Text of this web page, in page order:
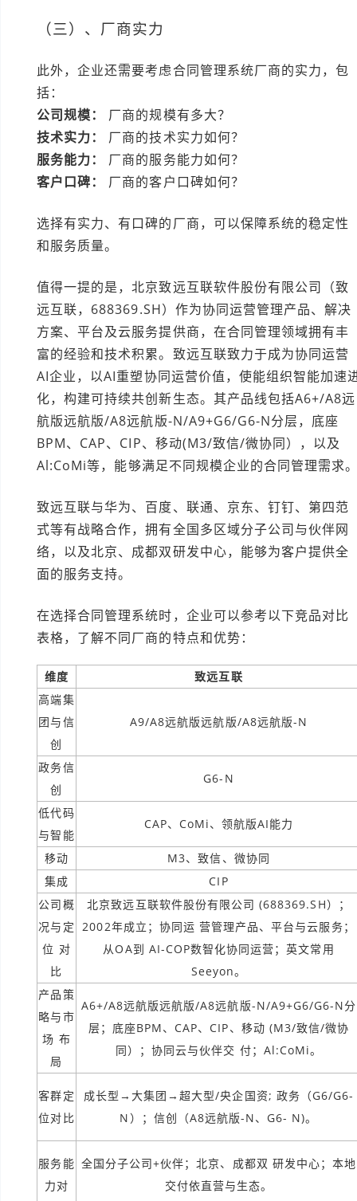
（三）、厂商实力
此外，企业还需要考虑合同管理系统厂商的实力，包
括：
公司规模：
厂商的规模有多大？
技术实力：
厂商的技术实力如何？
服务能力：
厂商的服务能力如何？
客户口碑：
厂商的客户口碑如何？
选择有实力、有口碑的厂商，可以保障系统的稳定性
和服务质量。
值得一提的是，北京致远互联软件股份有限公司（致
远互联，688369.SH）作为协同运营管理产品、解决
方案、平台及云服务提供商，在合同管理领域拥有丰
富的经验和技术积累。致远互联致力于成为协同运营
AI企业，以AI重塑协同运营价值，使能组织智能加速
化，构建可持续共创新生态。其产品线包括A6+/A8远
航版远航版/A8远航版-N/A9+G6/G6-N分层，底座
BPM、CAP、CIP、移动(M3/致信/微协同），以及
Al:CoMi等，能够满足不同规模企业的合同管理需求
致远互联与华为、百度、联通、京东、钉钉、第四范
式等有战略合作，拥有全国多区域分子公司与伙伴网
络，以及北京、成都双研发中心，能够为客户提供全
面的服务支持。
在选择合同管理系统时，企业可以参考以下竞品对比
表格，了解不同厂商的特点和优势：
维度
致远互联
高端集
团与信
创
A9/A8远航版远航版/A8远航版-N
政务信
创
G6-N
低代码
与智能
CAP、CoMi、领航版AI能力
移动
M3、致信、微协同
集成
CIP
公司概
况与定
位 对
比
北京致远互联软件股份有限公司 (688369.SH）；
2002年成立；协同运 营管理产品、平台与云服务；
从OA到 AI-COP数智化协同运营；英文常用
Seeyon。
产品策
略与市
场 布
局
A6+/A8远航版远航版/A8远航版-N/A9+G6/G6-N分
层；底座BPM、CAP、CIP、移动 (M3/致信/微协
同）；协同云与伙伴交 付；Al:CoMi。
客群定
位对比
成长型→大集团→超大型/央企国资; 政务（G6/G6-
N）；信创（A8远航版-N、G6- N)。
服务能
力对
全国分子公司+伙伴；北京、成都双 研发中心；本地
交付依直营与生态。